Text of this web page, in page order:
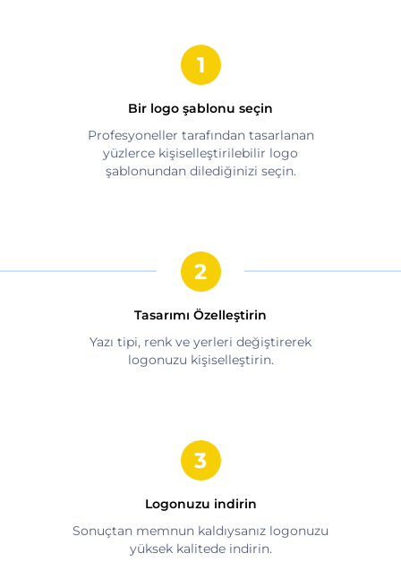
Bir logo şablonu seçin
Profesyoneller tarafından tasarlanan
yüzlerce kişiselleştirilebilir logo
şablonundan dilediğinizi seçin.
Tasarımı Özelleştirin
Yazı tipi, renk ve yerleri değiştirerek
logonuzu kişiselleştirin.
Logonuzu indirin
Sonuçtan memnun kaldıysanız logonuzu
yüksek kalitede indirin.